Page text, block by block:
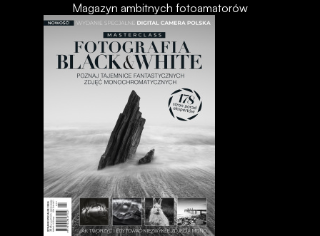
Magazyn ambitnych fotoamatorów